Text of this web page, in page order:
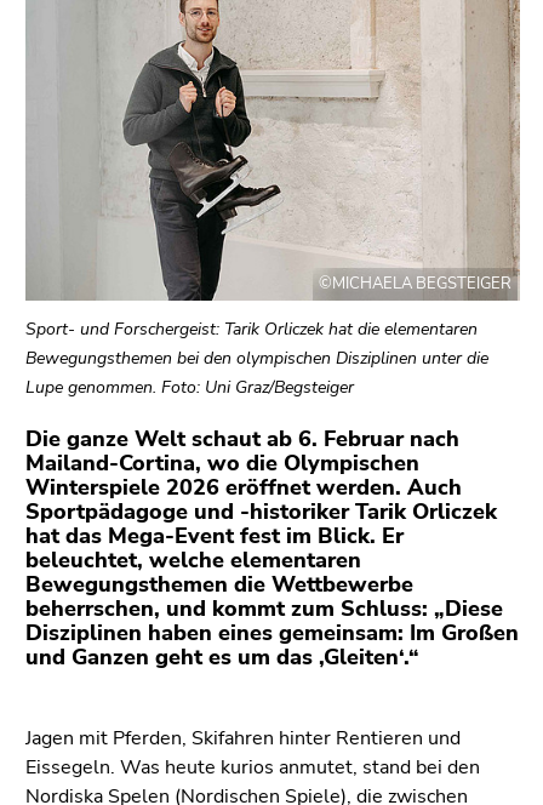
(Zugriffstaste
Positionsanzeige
Hauptnavigation
3)
Zu
den
Zusatzinformationen
(Zugriffstaste
5)
Zu
den
Seiteneinstellungen
(Zugriffstaste
8)
Zur
©MICHAELA BEGSTEIGER
Sport- und Forschergeist: Tarik Orliczek hat die elementaren
Bewegungsthemen bei den olympischen Disziplinen unter die
Lupe genommen. Foto: Uni Graz/Begsteiger
Die ganze Welt schaut ab 6. Februar nach
Mailand-Cortina, wo die Olympischen
Winterspiele 2026 eröffnet werden. Auch
Sportpädagoge und -historiker Tarik Orliczek
hat das Mega-Event fest im Blick. Er
beleuchtet, welche elementaren
Bewegungsthemen die Wettbewerbe
beherrschen, und kommt zum Schluss: „Diese
Disziplinen haben eines gemeinsam: Im Großen
und Ganzen geht es um das ,Gleiten‘.“
Jagen mit Pferden, Skifahren hinter Rentieren und
Eissegeln. Was heute kurios anmutet, stand bei den
Nordiska Spelen (Nordischen Spiele), die zwischen